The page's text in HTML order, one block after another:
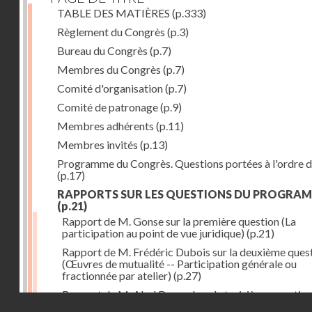
TABLE DES MATIÈRES (p.333)
Règlement du Congrès (p.3)
Bureau du Congrès (p.7)
Membres du Congrès (p.7)
Comité d'organisation(p.7)
Comité de patronage(p.9)
Membres adhérents (p.11)
Membres invités (p.13)
Programme du Congrès. Questions portées à l'ordre
(p.17)
RAPPORTS SUR LES QUESTIONS DU
(p.21)
Rapport de M. Gonse sur la première question (La
participation au point de vue juridique) (p.21)
Rapport de M. Frédéric Dubois sur la deuxième
(Œuvres de mutualité -- Participation générale ou
fractionnée par atelier) (p.27)
Rapport de M. Abel Davaud sur la troisième question